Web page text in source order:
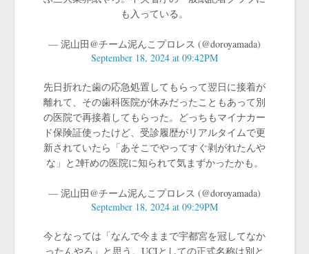
も入っている。
— 泥山田@チーム泥んこプロレス (@doroyamada)
September 18, 2024 at 09:42PM
先日折れた歯の応急処置してもらって翌日に接着が
離れて、その歯科医院が休みだったこともあって別
の医院で再接着してもらった。どっちもマイナカー
ド保険証使ったけど、受診履歴がリアルタイムで更
新されていたら「あそこでやってすぐ剥がれたんや
な」と2軒めの医院に知られて気まずかったかも。
— 泥山田@チーム泥んこプロレス (@doroyamada)
September 18, 2024 at 09:29PM
今となっては「なんで今ままで宇都宮を冠してなか
ったんやろ」と思う。UCIとしての正式名称は別と